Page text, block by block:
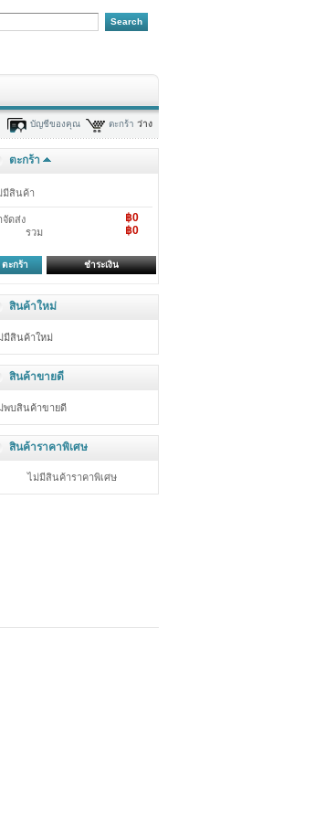
ตะกร้า ว่าง
บัญชีของคุณ
ตะกร้า
มีสินค้า
จัดส่ง ฿0
รวม ฿0
ตะกร้า ชำระเงิน
สินค้าใหม่
มีสินค้าใหม่
สินค้าขายดี
พบสินค้าขายดี
สินค้าราคาพิเศษ
ไม่มีสินค้าราคาพิเศษ